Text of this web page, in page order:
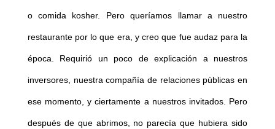
o comida kosher. Pero queríamos llamar a nuestro
restaurante por lo que era, y creo que fue audaz para la
época. Requirió un poco de explicación a nuestros
inversores, nuestra compañía de relaciones públicas en
ese momento, y ciertamente a nuestros invitados. Pero
después de que abrimos, no parecía que hubiera sido